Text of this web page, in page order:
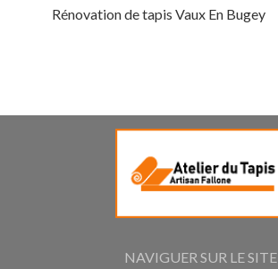
Rénovation de tapis Vaux En Bugey
NAVIGUER SUR LE SITE